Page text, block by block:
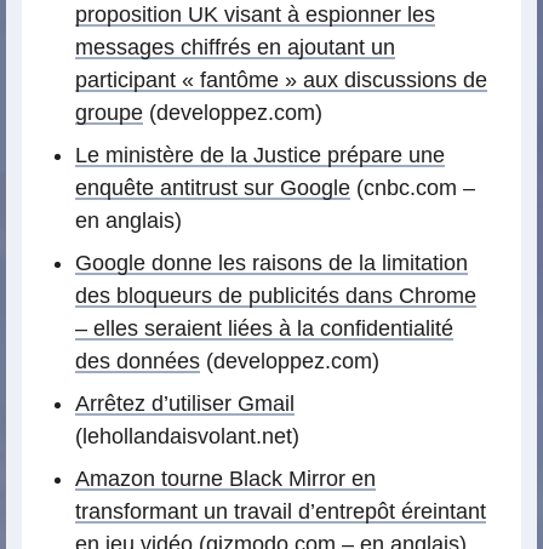
proposition UK visant à espionner les
messages chiffrés en ajoutant un
participant « fantôme » aux discussions de
groupe (developpez.com)
Le ministère de la Justice prépare une
enquête antitrust sur Google (cnbc.com –
en anglais)
Google donne les raisons de la limitation
des bloqueurs de publicités dans Chrome
– elles seraient liées à la confidentialité
des données (developpez.com)
Arrêtez d’utiliser Gmail
(lehollandaisvolant.net)
Amazon tourne Black Mirror en
transformant un travail d’entrepôt éreintant
en jeu vidéo (gizmodo.com – en anglais)